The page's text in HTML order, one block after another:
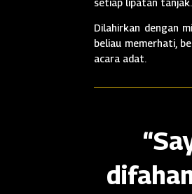
Dilahirkan dengan
beliau memerhati,
acara adat.